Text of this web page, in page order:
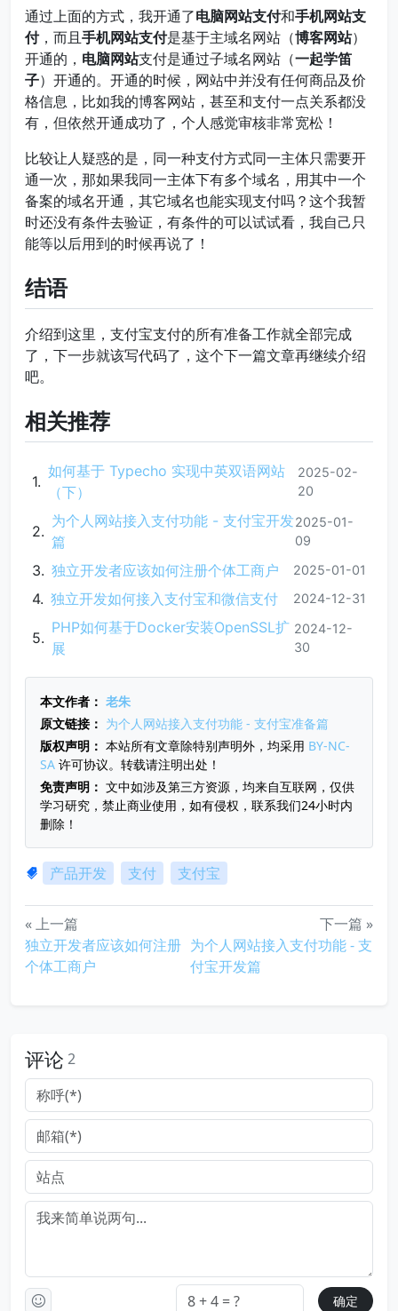
通过上面的方式，我开通了电脑网站支付和手机网站支
付，而且 手机网站支付是基于主域名网站（博客网站）
开通的， 电脑网站支付是通过子域名网站（一起学笛
子）开通的。开通的时候，网站中并没有任何商品及价
格信息，比如我的博客网站，甚至和支付一点关系都没
有，但依然开通成功了，个人感觉审核非常宽松！
比较让人疑惑的是，同一种支付方式同一主体只需要开
通一次，那如果我同一主体下有多个域名，用其中一个
备案的域名开通，其它域名也能实现支付吗？这个我暂
时还没有条件去验证，有条件的可以试试看，我自己只
能等以后用到的时候再说了！
结语
介绍到这里，支付宝支付的所有准备工作就全部完成
了，下一步就该写代码了，这个下一篇文章再继续介绍
吧。
相关推荐
如何基于 Typecho 实现中英双语网站
（下）
2025-02-
20
为个人网站接入支付功能 - 支付宝开发
篇
2025-01-
09
独立开发者应该如何注册个体工商户 2025-01-01
独立开发如何接入支付宝和微信支付 2024-12-31
PHP如何基于Docker安装OpenSSL扩
展
2024-12-
30
本文作者： 老朱
原文链接： 为个人网站接入支付功能 - 支付宝准备篇
版权声明： 本站所有文章除特别声明外，均采用 BY-NC-
SA 许可协议。转载请注明出处！
免责声明： 文中如涉及第三方资源，均来自互联网，仅供
学习研究，禁止商业使用，如有侵权，联系我们24小时内
删除！
产品开发 支付 支付宝
« 上一篇
独立开发者应该如何注册
个体工商户
下一篇 »
为个人网站接入支付功能 - 支
付宝开发篇
评论 2